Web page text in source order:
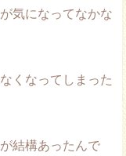
気になってなかな
くなってしまった
結構あったんで